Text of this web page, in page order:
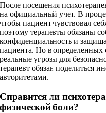
После посещения
на официальный учет. В
чтобы пациент чувствовал
поэтому терапевты обязаны
конфиденциальность и
пациента. Но в определенных
реальные угрозы для
терапевт обязан поделиться
авторитетами.
Справится ли
физической боли?